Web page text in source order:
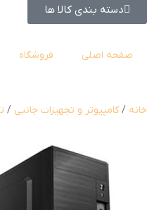
دسته بندی کالا ها
صفحه اصلی فروشگاه
خانه کامپیوتر و تجهیزات جانبی